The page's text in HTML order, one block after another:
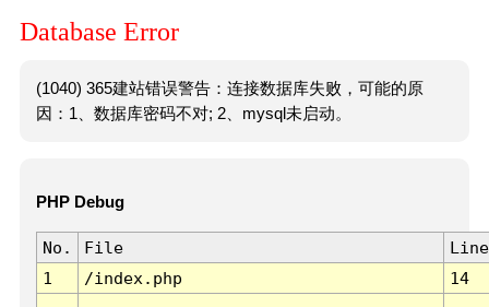
Database Error
(1040) 365建站错误警告：连接数据库失败，可能的原
因：1、数据库密码不对; 2、mysql未启动。
PHP Debug
No. File
Line
1
/index.php 14